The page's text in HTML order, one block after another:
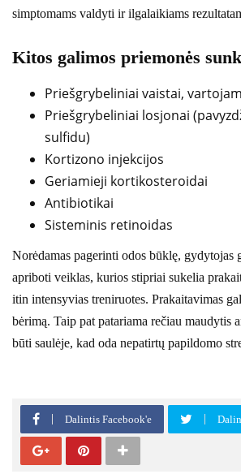
simptomams valdyti ir ilgalaikiams
Kitos galimos priemonės
Priešgrybeliniai vaistai,
Priešgrybeliniai losjonai
sulfidu)
Kortizono injekcijos
Geriamieji kortikosteroidai
Antibiotikai
Sisteminis retinoidas
Norėdamas pagerinti odos būklę, gydytojas
apriboti veiklas, kurios stipriai sukelia
itin intensyvias treniruotes. Prakaitavimas
bėrimą. Taip pat patariama rečiau maudytis
būti saulėje, kad oda nepatirtų papildomo
Dalintis Facebook'e